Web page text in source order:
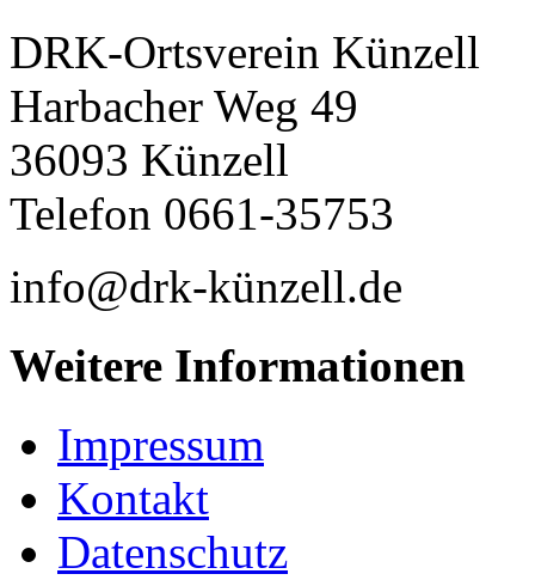
DRK-Ortsverein Künzell
Harbacher Weg 49
36093 Künzell
Telefon 0661-35753
info@drk-künzell.de
Weitere Informationen
Impressum
Kontakt
Datenschutz